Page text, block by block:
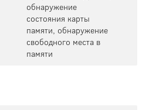
обнаружение
состояния карты
памяти, обнаружение
свободного места в
памяти